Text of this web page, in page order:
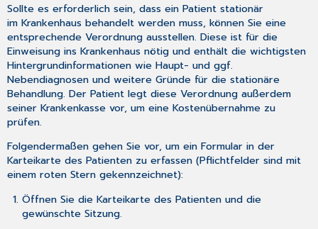
Sollte es erforderlich sein, dass ein Patient stationär
im Krankenhaus behandelt werden muss, können Sie eine
entsprechende Verordnung ausstellen. Diese ist für die
Einweisung ins Krankenhaus nötig und enthält die wichtigsten
Hintergrundinformationen wie Haupt- und ggf.
Nebendiagnosen und weitere Gründe für die stationäre
Behandlung. Der Patient legt diese Verordnung außerdem
seiner Krankenkasse vor, um eine Kostenübernahme zu
prüfen.
Folgendermaßen gehen Sie vor, um ein Formular in der
Karteikarte des Patienten zu erfassen (Pflichtfelder sind mit
einem roten Stern gekennzeichnet):
Öffnen Sie die Karteikarte des Patienten und die
gewünschte Sitzung.